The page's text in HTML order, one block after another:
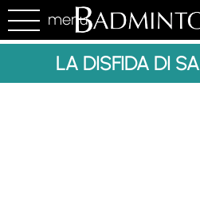
menu
LA DISFIDA DI